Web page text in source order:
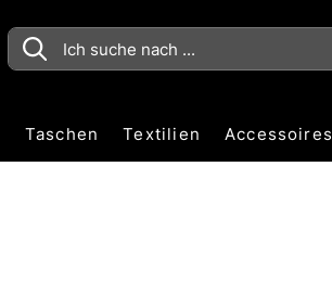
Taschen Textilien Accessoires